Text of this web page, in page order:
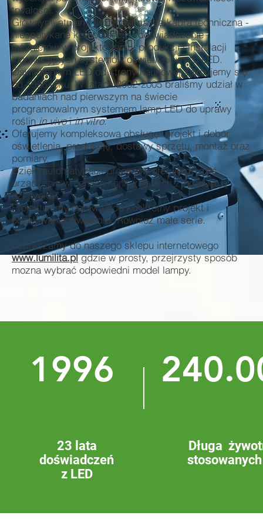
trwałości.
Głównymi atutami firmy jest nasza kadra techniczna -
niespotykane kompetencje i doświadczenie
inżynierów w projektowaniu, produkcji i instalacji
innowacyjnych systemów oświetleniowych LED.
Oświetleniem LED od strony naukowej zajmujemy się
od 1996 roku. W latach 2002-2005 braliśmy udział w
badaniach nad pierwszym na świecie
programowalnym systemem lamp LED do uprawy
roślinin vivoiin vitro.
Oferujemy kompleksową obsługę: projekt i dobór
oświetlenia, produkcję, dostawy sprzętu, montaż oraz
pomiary.
Dzięki automatyzacji procesów oferujemy dziś
urządzenia w cenach konkurujących z produkcją
azjatycką.
Projektujemy oprawy pod konkretny projekt i
oczekiwania inwestora. Również małe serie.
Zapraszamy do naszego sklepu internetowego
www.lumilita.plgdzie w prosty, przejrzysty sposób
mozna wybrać odpowiedni model lampy.
1996
23 lata
doświadczeń
z LED
Długa